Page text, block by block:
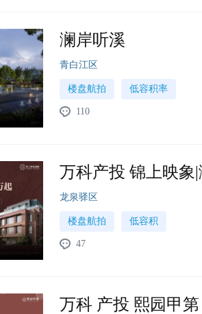
澜岸听溪
青白江区
楼盘航拍 低容积率
110
万科产投 锦上映象
龙泉驿区
楼盘航拍 低容积
47
万科 产投 熙园甲第